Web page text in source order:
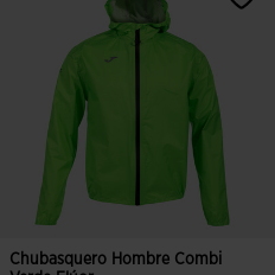
Chubasquero Hombre Combi